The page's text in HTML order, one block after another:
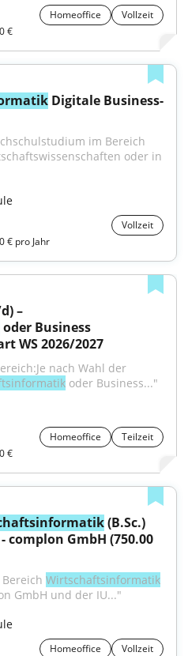
Homeoffice
Vollzeit
€
Digitale Business-
oder in
Vollzeit
€ pro Jahr
oder Business
WS 2026/2027
nach Wahl der
oder Business..."
Homeoffice
Teilzeit
€
(B.Sc.)
GmbH (750.00
Wirtschaftsinformatik
GmbH und der IU..."
Homeoffice
Vollzeit